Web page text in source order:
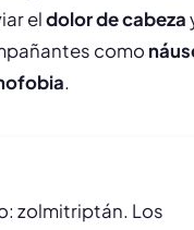
eldolor de cabeza
como
.
zolmitriptán. Los